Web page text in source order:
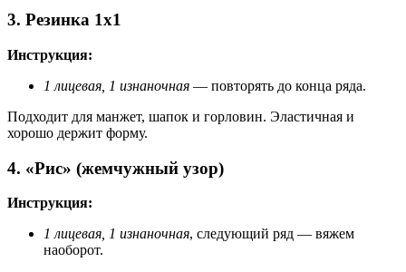
3. Резинка 1х1
Инструкция:
1 лицевая, 1 изнаночная — повторять до конца ряда.
Подходит для манжет, шапок и горловин. Эластичная и
хорошо держит форму.
4. «Рис» (жемчужный узор)
Инструкция:
1 лицевая, 1 изнаночная, следующий ряд — вяжем
наоборот.